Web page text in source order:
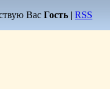
Вас Гость | RSS